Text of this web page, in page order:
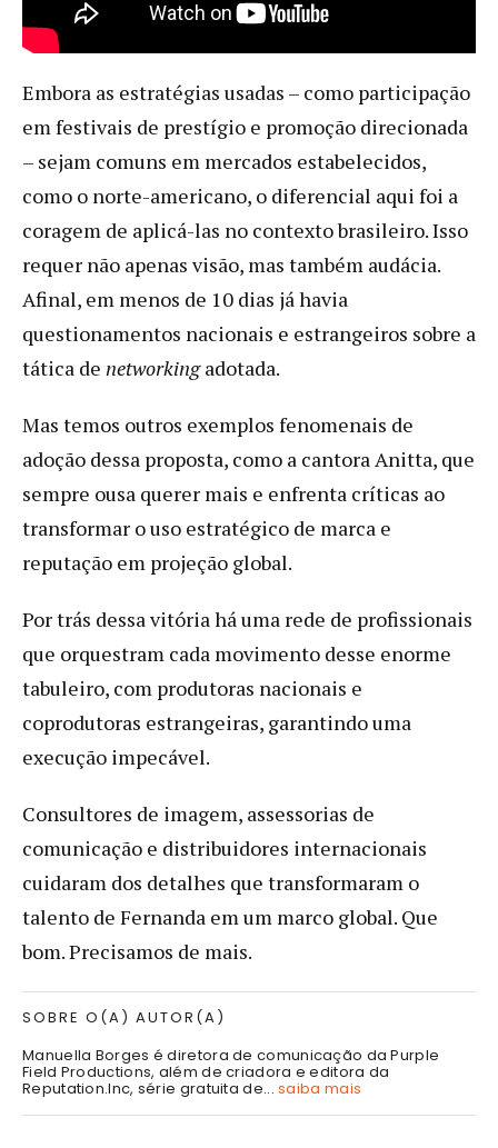
Embora as estratégias usadas – como participação
em festivais de prestígio e promoção direcionada
– sejam comuns em mercados estabelecidos,
como o norte-americano, o diferencial aqui foi a
coragem de aplicá-las no contexto brasileiro. Isso
requer não apenas visão, mas também audácia.
Afinal, em menos de 10 dias já havia
questionamentos nacionais e estrangeiros sobre a
tática de networkingadotada.
Mas temos outros exemplos fenomenais de
adoção dessa proposta, como a cantora Anitta, que
sempre ousa querer mais e enfrenta críticas ao
transformar o uso estratégico de marca e
reputação em projeção global.
Por trás dessa vitória há uma rede de profissionais
que orquestram cada movimento desse enorme
tabuleiro, com produtoras nacionais e
coprodutoras estrangeiras, garantindo uma
execução impecável.
Consultores de imagem, assessorias de
comunicação e distribuidores internacionais
cuidaram dos detalhes que transformaram o
talento de Fernanda em um marco global. Que
bom. Precisamos de mais.
SOBRE O(A) AUTOR(A)
Manuella Borges é diretora de comunicação da Purple
Field Productions, além de criadora e editora da
Reputation.Inc, série gratuita de...saiba mais